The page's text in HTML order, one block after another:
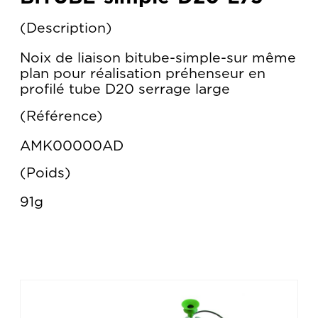
Description
Noix de liaison bitube-simple-sur même
plan pour réalisation préhenseur en
profilé tube D20 serrage large
Référence
AMK00000AD
Poids
91g